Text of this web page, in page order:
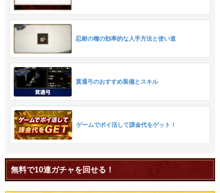
忍耐の種の効率的な入手方法と使い道
貫通弓のおすすめ装備とスキル
ゲームでポイ活して課金代をゲット！
無料で10連ガチャを回せる！